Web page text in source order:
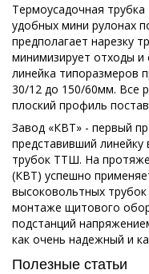
Термоусадочная
удобных мини рулонах
предполагает нарезку
минимизирует отходы и
линейка типоразмеров
30/12 до 150/60мм. Все
плоский профиль
Завод «КВТ» - первый
представивший
трубок ТТШ. На
(КВТ) успешно
высоковольтных
монтаже щитового
подстанций
как очень надежный и
Полезные статьи